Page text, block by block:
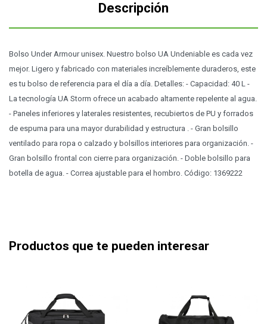
Descripción
Bolso Under Armour unisex. Nuestro bolso UA Undeniable es cada vez
mejor. Ligero y fabricado con materiales increíblemente duraderos, este
es tu bolso de referencia para el día a día. Detalles: - Capacidad: 40 L -
La tecnología UA Storm ofrece un acabado altamente repelente al agua.
- Paneles inferiores y laterales resistentes, recubiertos de PU y forrados
de espuma para una mayor durabilidad y estructura . - Gran bolsillo
ventilado para ropa o calzado y bolsillos interiores para organización. -
Gran bolsillo frontal con cierre para organización. - Doble bolsillo para
botella de agua. - Correa ajustable para el hombro. Código: 1369222
Productos que te pueden interesar